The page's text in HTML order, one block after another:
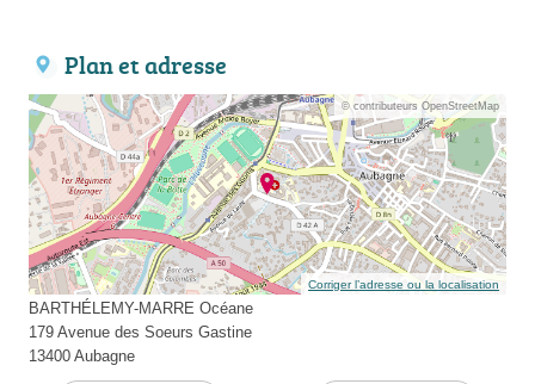
Plan et adresse
© contributeurs OpenStreetMap
Corriger l’adresse ou la localisation
BARTHÉLEMY-MARRE Océane
179 Avenue des Soeurs Gastine
13400 Aubagne